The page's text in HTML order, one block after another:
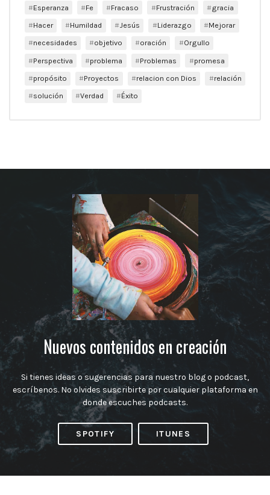
Esperanza
Fe Fracaso Frustración
gracia
Hacer
Humildad Jesús Liderazgo
Mejorar
necesidades
objetivo oración
Orgullo
Perspectiva
problema Problemas
promesa
propósito
Proyectos relacion con Dios
relación
solución
Verdad Éxito
Nuevos contenidos en creación
Si tienes ideas o sugerencias para nuestro blog o podcast,
escríbenos. No olvides suscribirte por cualquier plataforma en
donde escuches podcasts.
SPOTIFY ITUNES